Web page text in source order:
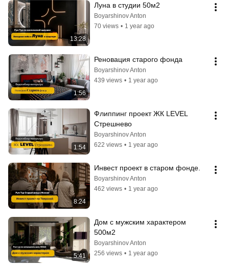
13:28
Луна в студии 50м2
Boyarshinov Anton
70 views • 1 year ago
1:56
Реновация старого фонда
Boyarshinov Anton
439 views • 1 year ago
1:54
Флиппинг проект ЖК LEVEL
Стрешнево
Boyarshinov Anton
622 views • 1 year ago
8:24
Инвест проект в старом фонде.
Boyarshinov Anton
462 views • 1 year ago
5:41
Дом с мужским характером
500м2
Boyarshinov Anton
256 views • 1 year ago